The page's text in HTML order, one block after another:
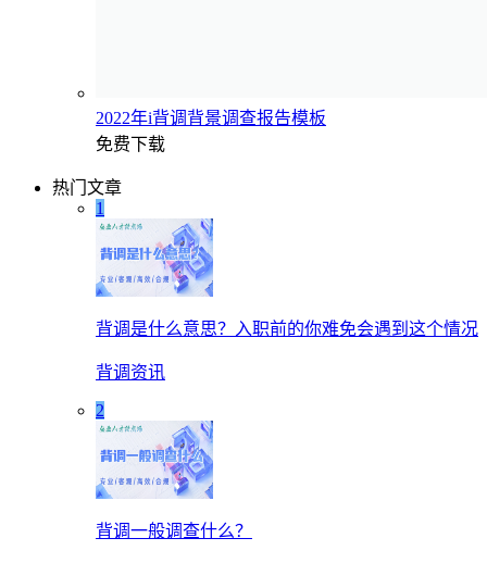
2022年i背调背景调查报告模板
免费下载
热门文章
1
背调是什么意思？入职前的你难免会遇到这个情况
背调资讯
2
背调一般调查什么？